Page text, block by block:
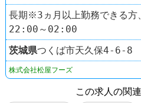
長期※3ヵ月以上勤務できる方
22:00～02:00
茨城県つくば市天久保4-6-8
株式会社松屋フーズ
この求人の関